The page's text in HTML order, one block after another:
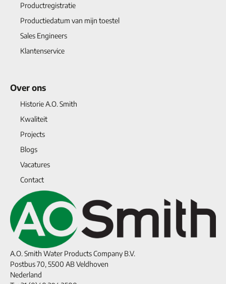
Productregistratie
Productiedatum van mijn toestel
Sales Engineers
Klantenservice
Over ons
Historie A.O. Smith
Kwaliteit
Projects
Blogs
Vacatures
Contact
A.O. Smith Water Products Company B.V.
Postbus 70, 5500 AB Veldhoven
Nederland